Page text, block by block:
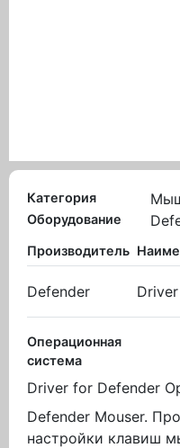
Категория
Оборудование
Производитель
Defender Driver
Операционная
система
Driver for Defender
Defender Mouser.
настройки клавиш